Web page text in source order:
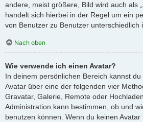
andere, meist größere, Bild wird auch als
handelt sich hierbei in der Regel um ein
von Benutzer zu Benutzer unterschiedlich
Nach oben
Wie verwende ich einen Avatar?
In deinem persönlichen Bereich kannst du
Avatar über eine der folgenden vier
Gravatar, Galerie, Remote oder
Administration kann bestimmen, ob und
benutzen können. Wenn du keinen